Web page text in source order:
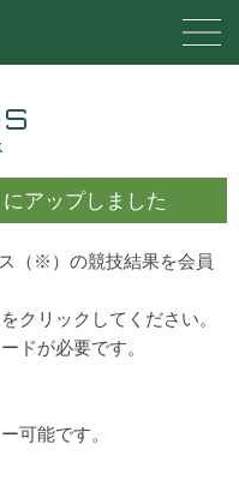
アップしました
（※）の競技結果を会員
クリックしてください。
ドが必要です。
可能です。